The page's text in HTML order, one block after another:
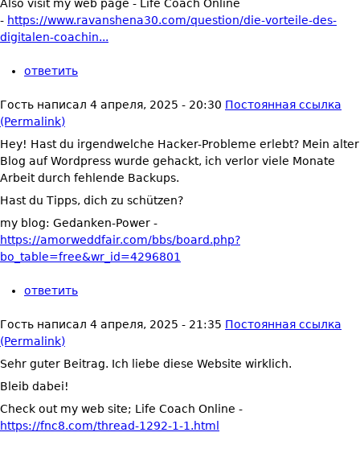
Also visit my web page - Life Coach Online
- https://www.ravanshena30.com/question/die-vorteile-des-
digitalen-coachin...
ответить
Гость написал 4 апреля, 2025 - 20:30 Постоянная ссылка
(Permalink)
Hey! Hast du irgendwelche Hacker-Probleme erlebt? Mein alter
Blog auf Wordpress wurde gehackt, ich verlor viele Monate
Arbeit durch fehlende Backups.
Hast du Tipps, dich zu schützen?
my blog: Gedanken-Power -
https://amorweddfair.com/bbs/board.php?
bo_table=free&wr_id=4296801
ответить
Гость написал 4 апреля, 2025 - 21:35 Постоянная ссылка
(Permalink)
Sehr guter Beitrag. Ich liebe diese Website wirklich.
Bleib dabei!
Check out my web site; Life Coach Online -
https://fnc8.com/thread-1292-1-1.html